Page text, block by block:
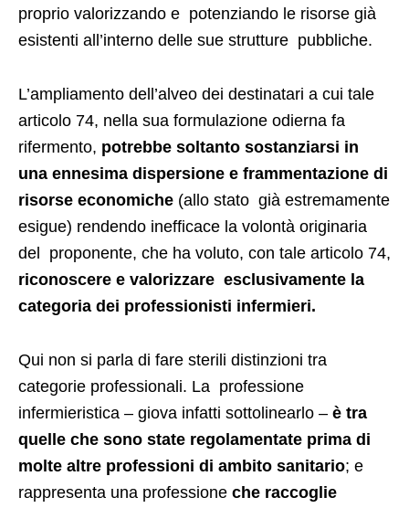
proprio valorizzando e potenziando le risorse già
esistenti all’interno delle sue strutture pubbliche.
L’ampliamento dell’alveo dei destinatari a cui tale
articolo 74, nella sua formulazione odierna fa
rifermento, potrebbe soltanto sostanziarsi in
una ennesima dispersione e frammentazione di
risorse economiche (allo stato già estremamente
esigue) rendendo inefficace la volontà originaria
del proponente, che ha voluto, con tale articolo 74,
riconoscere e valorizzare esclusivamente la
categoria dei professionisti infermieri.
Qui non si parla di fare sterili distinzioni tra
categorie professionali. La professione
infermieristica – giova infatti sottolinearlo – è tra
quelle che sono state regolamentate prima di
molte altre professioni di ambito sanitario; e
rappresenta una professione che raccoglie